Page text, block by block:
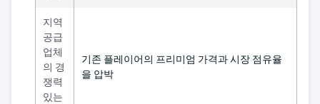
지역
공급
업체
의 경
쟁력
있는
기존 플레이어의 프리미엄 가격과 시장 점유율
을 압박